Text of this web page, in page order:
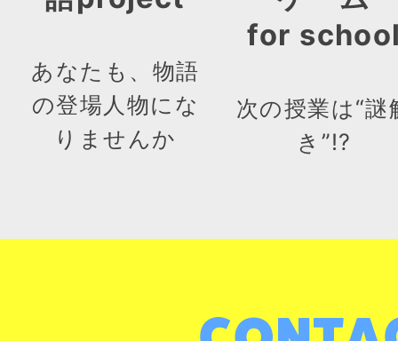
あなたも、物語
の登場人物にな
りませんか
for
次の授業は“謎
き”!?